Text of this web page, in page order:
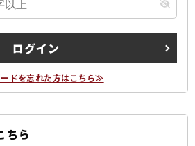
ログイン
ドを忘れた方はこちら≫
ちら